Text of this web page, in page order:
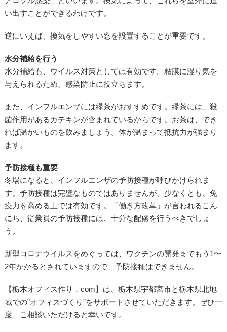
い出すことができるわけです。
逆にいえば、換気をしやすい窓を設置することが重要です。
水分補給を行う
水分補給も、ウイルス対策としては有効です。粘膜に湿り気を
与えられるため、感染防止に役立ちます。
また、インフルエンザには緑茶がおすすめです。緑茶には、殺
菌作用があるカテキンが含まれているからです。お茶は、でき
れば温かいものを飲みましょう。体が温まって抵抗力が強まり
ます。
予防接種も重要
冬場になると、インフルエンザの予防接種が呼びかけられま
す。予防接種は完璧なものではありませんが、少なくとも、免
疫力を高める上では有効です。「働き方改革」が言われるこん
にち、従業員の予防接種には、十分な配慮を行うべきでしょ
う。
新型コロナウイルスをめぐっては、ワクチンの開発までもう1〜
2年かかるとされていますので、予防接種はできません。
【栃木オフィス作り．com】は、栃木県宇都宮市と栃木県北地
域での”オフィスづくり”をサポートさせていただきます。ぜひ一
度、ご相談いただけると幸いです。